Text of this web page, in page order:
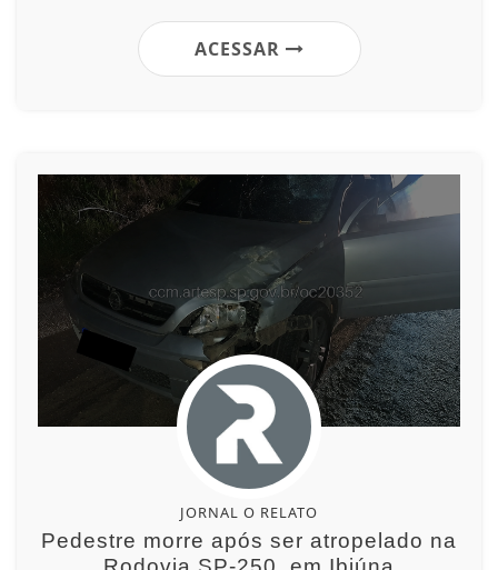
ACESSAR
JORNAL O RELATO
Pedestre morre após ser atropelado na